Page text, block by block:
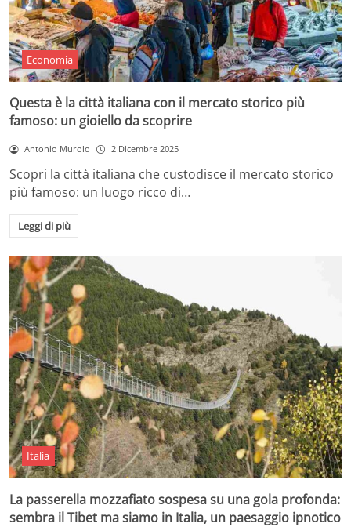
Economia
Questa è la città italiana con il mercato storico più
famoso: un gioiello da scoprire
Antonio Murolo 2 Dicembre 2025
Scopri la città italiana che custodisce il mercato storico
più famoso: un luogo ricco di…
Leggi di più
Italia
La passerella mozzafiato sospesa su una gola profonda:
sembra il Tibet ma siamo in Italia, un paesaggio ipnotico